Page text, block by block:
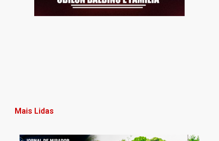
Mais Lidas